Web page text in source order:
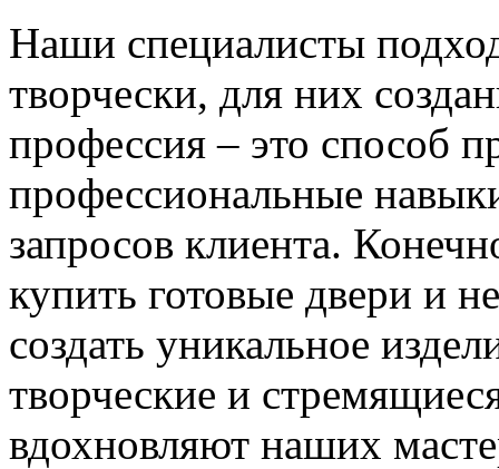
Наши специалисты
творчески, для них
профессия – это способ
профессиональные
запросов клиента.
купить готовые двери и
создать уникальное
творческие и
вдохновляют наших